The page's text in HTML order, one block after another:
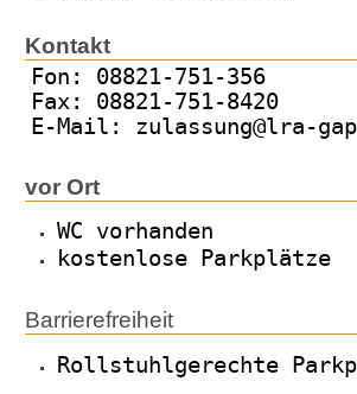
Kontakt
Fon: 08821-751-356
Fax: 08821-751-8420
E-Mail: zulassung@lra-
vor Ort
WC vorhanden
kostenlose Parkplätze
Barrierefreiheit
Rollstuhlgerechte